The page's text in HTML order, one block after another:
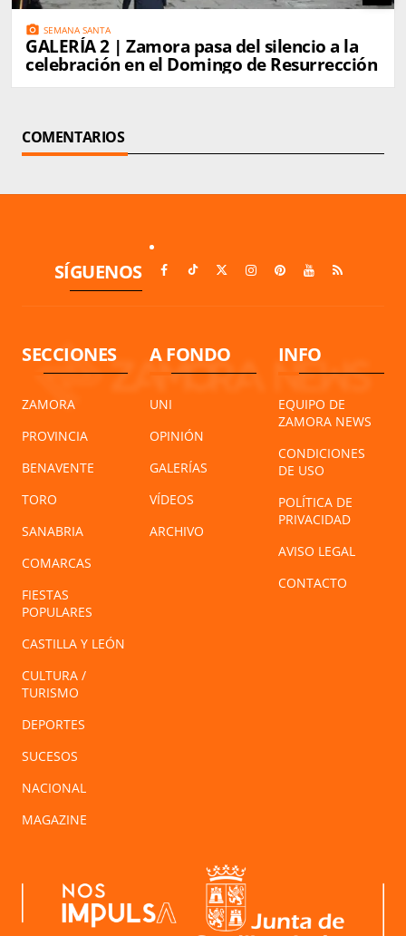
photo_camera SEMANA SANTA
GALERÍA 2 | Zamora pasa del silencio a la
celebración en el Domingo de Resurrección
COMENTARIOS
SÍGUENOS
SECCIONES
ZAMORA
PROVINCIA
BENAVENTE
TORO
SANABRIA
COMARCAS
FIESTAS
POPULARES
CASTILLA Y LEÓN
CULTURA /
TURISMO
DEPORTES
SUCESOS
NACIONAL
MAGAZINE
A FONDO
UNI
OPINIÓN
GALERÍAS
VÍDEOS
ARCHIVO
INFO
EQUIPO DE
ZAMORA NEWS
CONDICIONES
DE USO
POLÍTICA DE
PRIVACIDAD
AVISO LEGAL
CONTACTO